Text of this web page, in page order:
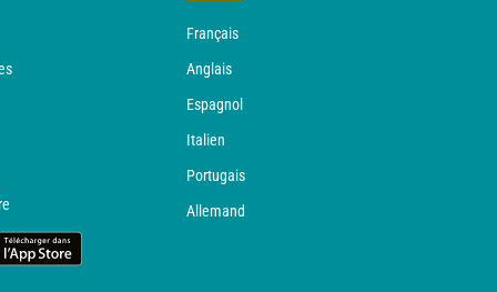
Français
Anglais
Espagnol
Italien
Portugais
Allemand